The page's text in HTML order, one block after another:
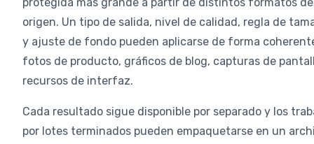
origen. Un tipo de salida, nivel de calidad, regla de
y ajuste de fondo pueden aplicarse de forma
fotos de producto, gráficos de blog, capturas de
recursos de interfaz.
Cada resultado sigue disponible por separado y los
por lotes terminados pueden empaquetarse en un